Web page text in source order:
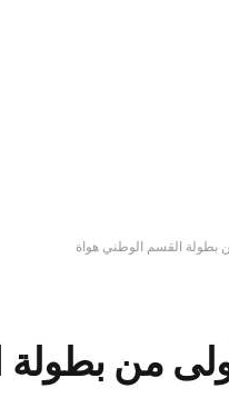
بطولة القسم الوطني هواة
من